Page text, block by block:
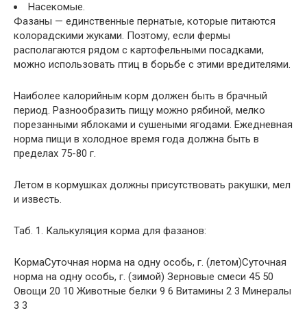
Насекомые.
Фазаны — единственные пернатые, которые питаются
колорадскими жуками. Поэтому, если фермы
располагаются рядом с картофельными посадками,
можно использовать птиц в борьбе с этими вредителями.
Наиболее калорийным корм должен быть в брачный
период. Разнообразить пищу можно рябиной, мелко
порезанными яблоками и сушеными ягодами. Ежедневная
норма пищи в холодное время года должна быть в
пределах 75-80 г.
Летом в кормушках должны присутствовать ракушки, мел
и известь.
Таб. 1. Калькуляция корма для фазанов:
КормаСуточная норма на одну особь, г. (летом)Суточная
норма на одну особь, г. (зимой) Зерновые смеси 45 50
Овощи 20 10 Животные белки 9 6 Витамины 2 3 Минералы
3 3